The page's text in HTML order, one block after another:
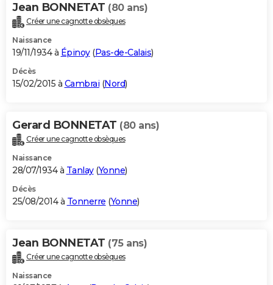
Jean BONNETAT (80 ans)
Créer une cagnotte obsèques
Naissance
19/11/1934 à Épinoy(Pas-de-Calais)
Décès
15/02/2015 à Cambrai (Nord)
Gerard BONNETAT (80 ans)
Créer une cagnotte obsèques
Naissance
28/07/1934 à Tanlay(Yonne)
Décès
25/08/2014 à Tonnerre (Yonne)
Jean BONNETAT (75 ans)
Créer une cagnotte obsèques
Naissance